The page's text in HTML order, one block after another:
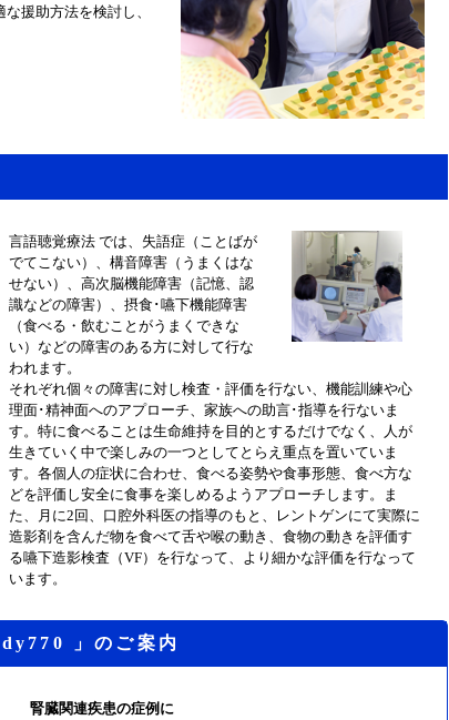
援助方法を検討し、
言語聴覚療法 では、失語症（ことばが
でてこない）、構音障害（うまくはな
せない）、高次脳機能障害（記憶、認
識などの障害）、摂食･嚥下機能障害
（食べる・飲むことがうまくできな
い）などの障害のある方に対して行な
われます。
それぞれ個々の障害に対し検査・評価を行ない、機能訓練や心
理面･精神面へのアプローチ、家族への助言･指導を行ないま
す。特に食べることは生命維持を目的とするだけでなく、人が
生きていく中で楽しみの一つとしてとらえ重点を置いていま
す。各個人の症状に合わせ、食べる姿勢や食事形態、食べ方な
どを評価し安全に食事を楽しめるようアプローチします。ま
た、月に2回、口腔外科医の指導のもと、レントゲンにて実際に
造影剤を含んだ物を食べて舌や喉の動き、食物の動きを評価す
る嚥下造影検査（VF）を行なって、より細かな評価を行なって
います。
」のご案内
腎臓関連疾患の症例に